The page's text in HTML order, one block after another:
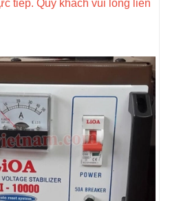
tiếp. Quý khách vui lòng liên